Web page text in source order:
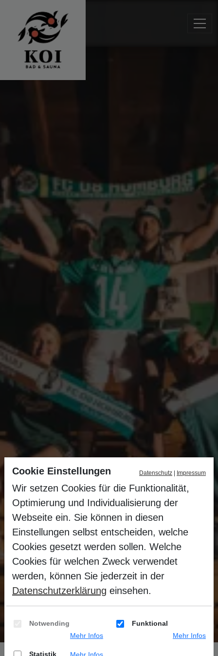
Sauna Event „Big
City Life“
Unser Event im April 2024 war ein
voller Erfolg.
Sie befinden sich hier:Startseite
Cookie Einstellungen Datenschutz | Impressum
Wir setzen Cookies für die Funktionalität,
Optimierung und Individualisierung der
Webseite ein. Sie können in diesen
Einstellungen selbst entscheiden, welche
Cookies gesetzt werden sollen. Welche
Cookies für welchen Zweck verwendet
werden, können Sie jederzeit in der
Datenschutzerklärung einsehen.
Notwending
Mehr Infos
Funktional
Mehr Infos
Statistik